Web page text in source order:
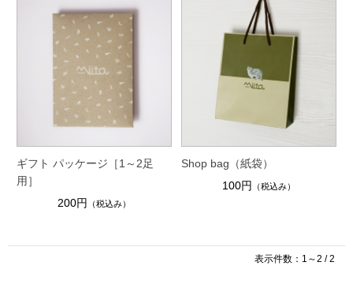
ギフト パッケージ［1～2足
用］
200円
（税込み）
Shop bag（紙袋）
100円
（税込み）
表示件数：1～2 / 2